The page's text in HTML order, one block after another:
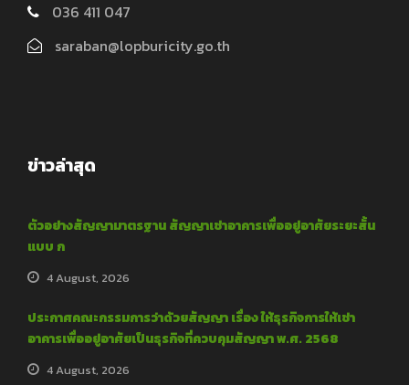
036 411 047
saraban@lopburicity.go.th
ข่าวล่าสุด
ตัวอย่างสัญญามาตรฐาน สัญญาเช่าอาคารเพื่ออยู่อาศัยระยะสั้น
แบบ ก
4 August, 2026
ประกาศคณะกรรมการว่าด้วยสัญญา เรื่อง ให้ธุรกิจการให้เช่า
อาคารเพื่ออยู่อาศัยเป็นธุรกิจที่ควบคุมสัญญา พ.ศ. 2568
4 August, 2026